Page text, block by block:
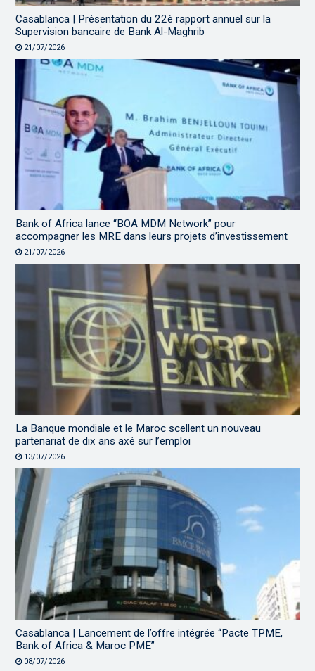
Casablanca | Présentation du 22è rapport annuel sur la
Supervision bancaire de Bank Al-Maghrib
21/07/2026
Bank of Africa lance “BOA MDM Network” pour
accompagner les MRE dans leurs projets d’investissement
21/07/2026
La Banque mondiale et le Maroc scellent un nouveau
partenariat de dix ans axé sur l’emploi
13/07/2026
Casablanca | Lancement de l’offre intégrée “Pacte TPME,
Bank of Africa & Maroc PME”
08/07/2026